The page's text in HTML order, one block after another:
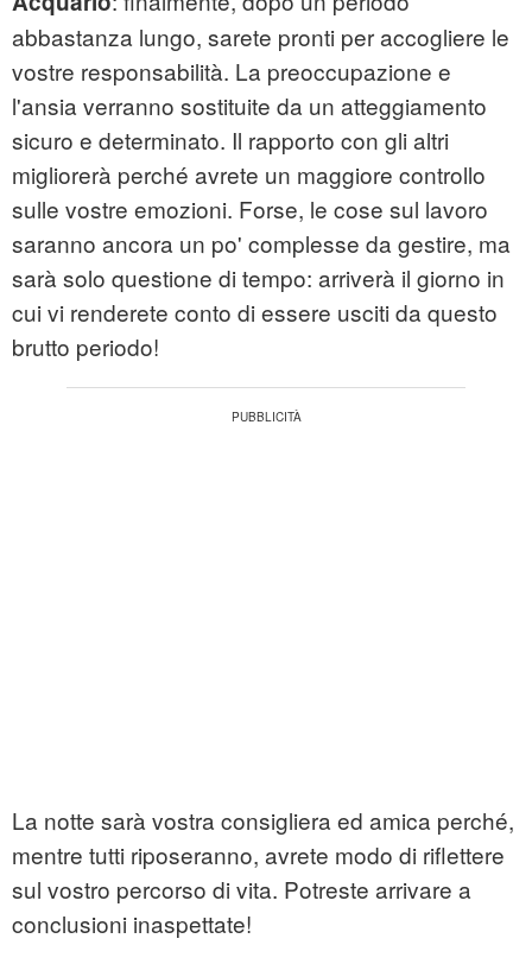
abbastanza lungo, sarete pronti per accogliere le
vostre responsabilità. La preoccupazione e
l'ansia verranno sostituite da un atteggiamento
sicuro e determinato. Il rapporto con gli altri
migliorerà perché avrete un maggiore controllo
sulle vostre emozioni. Forse, le cose sul lavoro
saranno ancora un po' complesse da gestire, ma
sarà solo questione di tempo: arriverà il giorno in
cui vi renderete conto di essere usciti da questo
brutto periodo!
La notte sarà vostra consigliera ed amica perché,
mentre tutti riposeranno, avrete modo di riflettere
sul vostro percorso di vita. Potreste arrivare a
conclusioni inaspettate!